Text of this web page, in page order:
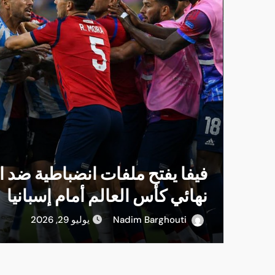
فيفا يفتح ملفات انضباطية ضد
نهائي كأس العالم أمام إسبانيا
Nadim Barghouti يوليو 29, 2026